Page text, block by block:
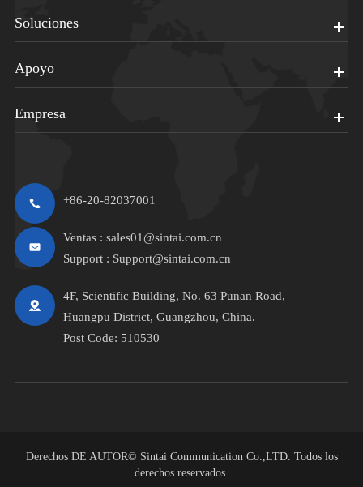
Soluciones
Apoyo
Empresa
+86-20-82037001
Ventas : sales01@sintai.com.cn
Support : Support@sintai.com.cn
4F, Scientific Building, No. 63 Punan Road,
Huangpu District, Guangzhou, China.
Post Code: 510530
Derechos DE AUTOR© Sintai Communication Co.,LTD. Todos los
derechos reservados.